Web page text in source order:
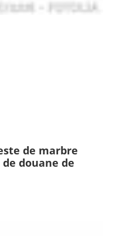
de marbre
douane de